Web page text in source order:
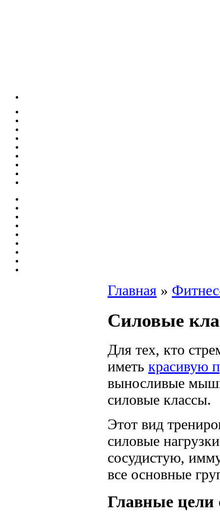
Главная »
Силовые
Для тех, кто
иметь красивую
выносливые
силовые классы.
Этот вид
силовые
сосудистую,
все основные
Главные цели